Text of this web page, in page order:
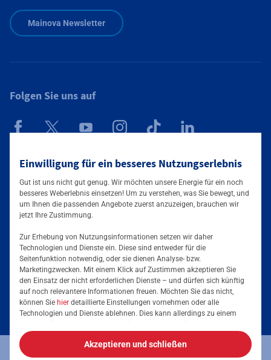
Einwilligung für ein besseres Nutzungserlebnis
Gut ist uns nicht gut genug. Wir möchten unsere Energie für ein noch
besseres Weberlebnis einsetzen! Um zu verstehen, was Sie bewegt, und
um Ihnen die passenden Angebote zuerst anzuzeigen, brauchen wir
jetzt Ihre Zustimmung.
Zur Erhebung von Nutzungsinformationen setzen wir daher
Technologien und Dienste ein. Diese sind entweder für die
Seitenfunktion notwendig, oder sie dienen Analyse- bzw.
Marketingzwecken. Mit einem Klick auf Zustimmen akzeptieren Sie
den Einsatz der nicht erforderlichen Dienste – und dürfen sich künftig
auf noch relevantere Informationen freuen. Möchten Sie das nicht,
können Sie hier detaillierte Einstellungen vornehmen oder alle
Technologien und Dienste ablehnen. Dies kann allerdings zu einem
jederzeit die volle Kontrolle über Ihre Daten, denn die Auswahl kann
jederzeit geändert werden. Weitere Informationen zur Mainova finden
Sie imImpressumund in denDatenschutzhinweisen.
Akzeptieren und schließen
Mainova Newsletter
Folgen Sie uns auf
Mainova App
Tarife & Angebote
Strom für Zuhause
Erdgas für Zuhause
Elektromobilität
Services & Informationen
Podcast
Umzugsmeldung
Impressum
Datenschutz Vertrag kündigen